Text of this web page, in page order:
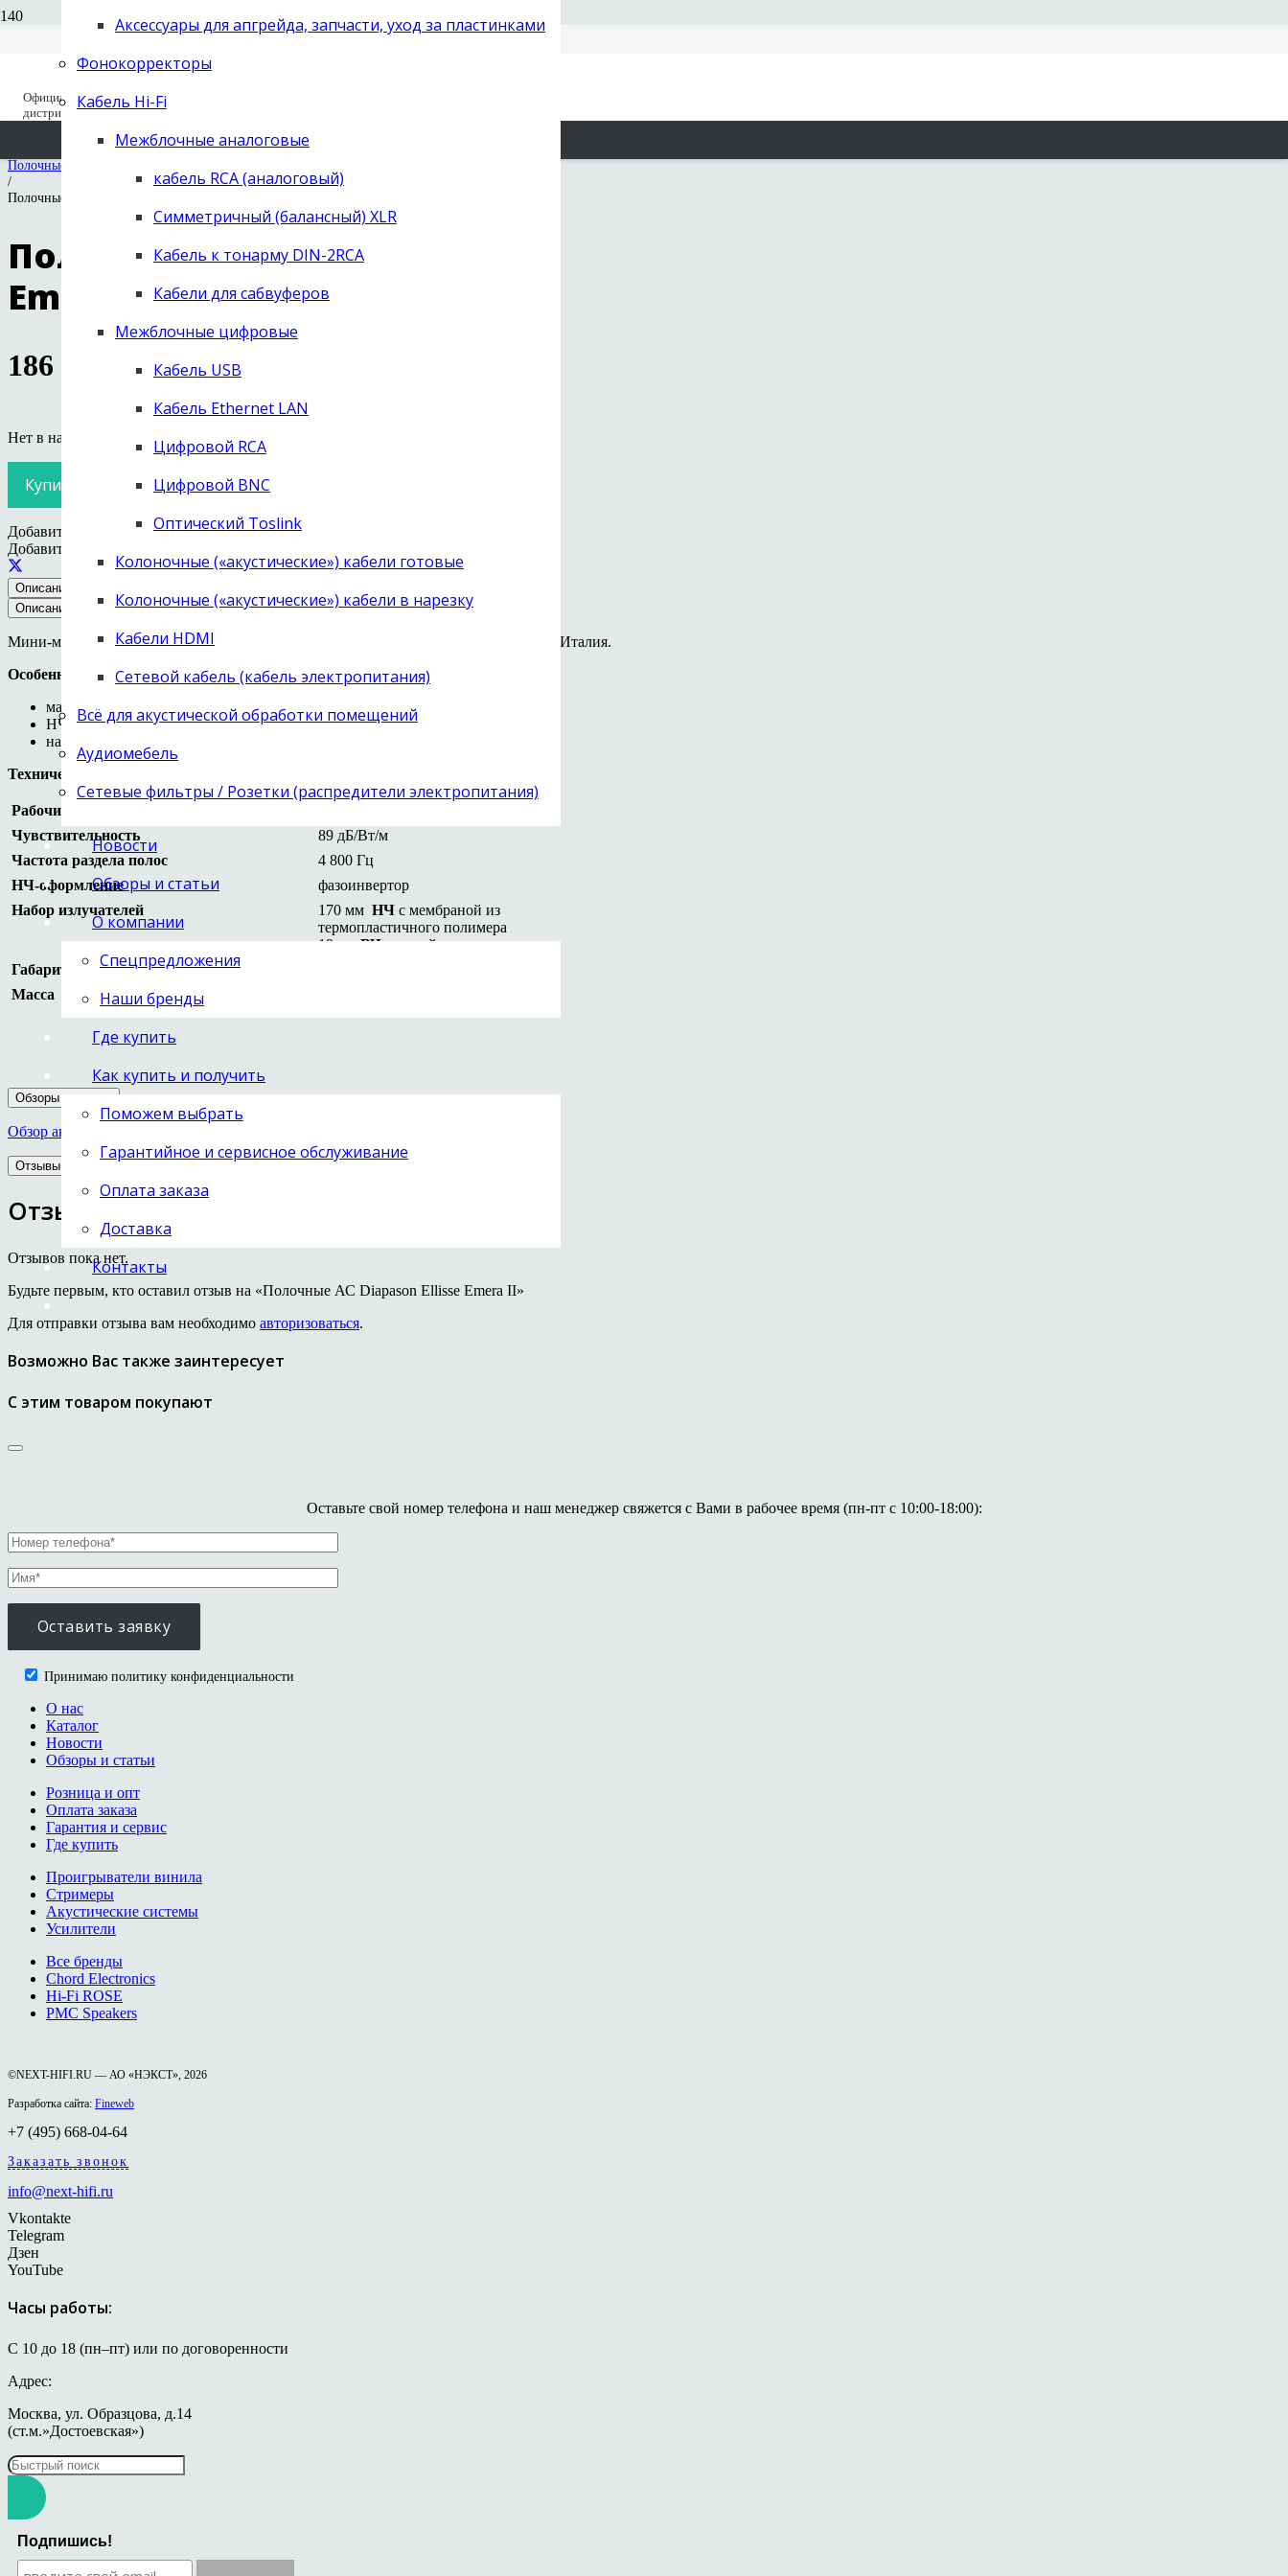
Старый сайт (до 2019 года) old.next-
Официальный
дистрибьютор с 1995
+7 (495) 668-04-64
заказать звонок
Аксессуары для апгрейда, запчасти, уход за пластинками
Фонокорректоры
Кабель Hi-Fi
Межблочные аналоговые
кабель RCA (аналоговый)
Симметричный (балансный) XLR
Кабель к тонарму DIN-2RCA
Кабели для сабвуферов
Межблочные цифровые
Кабель USB
Кабель Ethernet LAN
Цифровой RCA
Цифровой BNC
Оптический Toslink
Колоночные («акустические») кабели готовые
Колоночные («акустические») кабели в нарезку
Кабели HDMI
Сетевой кабель (кабель электропитания)
Всё для акустической обработки помещений
Аудиомебель
Сетевые фильтры / Розетки (распредители электропитания)
Новости
Обзоры и статьи
О компании
Спецпредложения
Наши бренды
Где купить
Как купить и получить
Поможем выбрать
Гарантийное и сервисное обслуживание
Оплата заказа
Доставка
Контакты
NEXT Hi-Fi
Каталог
Акустические системы
Полочные колонки
/
Полочные АС Diapason Ellisse Emera II
Полочные АС Diapason Ellisse
Emera II
186 300 руб.
Нет в наличии
Купить в 1 клик
Добавить в избранное Удалить из избранного
Добавить в избранное
Описание
Описание
Мини-мониторы в отделке «итальянский орех». Ручная работа. Сделано в Брешии, Италия.
Особенности
малая площадь передней панели для устранения отражений
НЧ/СЧ-динамик без разделительного фильтра, минимум потерь энергии
наклон передней панели для фазовой компенсации
Технические характеристики
Рабочий диапазон частот
Чувствительность
89 дБ/Вт/м
Частота раздела полос
4 800 Гц
НЧ-оформление
фазоинвертор
Набор излучателей
170 мм НЧ с мембраной из
термопластичного полимера
19 ммВЧ, мягкий купол
Габаритные размеры
Масса
Обзоры и статьи
Обзор акустики Diapason Emera II на hi-fi.ru
Отзывы (0)
Отзывы
Отзывов пока нет.
Будьте первым, кто оставил отзыв на «Полочные АС Diapason Ellisse Emera II»
Для отправки отзыва вам необходимо авторизоваться.
Возможно Вас также заинтересует
С этим товаром покупают
Оставьте свой номер телефона и наш менеджер свяжется с Вами в рабочее время (пн-пт с 10:00-18:00):
Принимаю политику конфиденциальности
О нас
Каталог
Новости
Обзоры и статьи
Розница и опт
Оплата заказа
Гарантия и сервис
Где купить
Проигрыватели винила
Стримеры
Акустические системы
Усилители
Все бренды
Chord Electronics
Hi-Fi ROSE
PMC Speakers
©NEXT-HIFI.RU — АО «НЭКСТ», 2026
Разработка сайта: Fineweb
+7 (495) 668-04-64
Заказать звонок
info@next-hifi.ru
Vkontakte
Telegram
Дзен
YouTube
Часы работы:
С 10 до 18 (пн–пт) или по договоренности
Адрес:
Москва, ул. Образцова, д.14
(ст.м.»Достоевская»)
Подпишись!